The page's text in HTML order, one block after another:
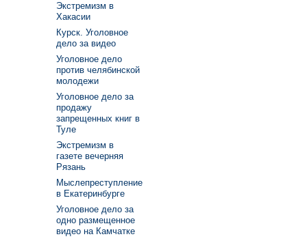
Экстремизм в
Хакасии
Курск. Уголовное
дело за видео
Уголовное дело
против челябинской
молодежи
Уголовное дело за
продажу
запрещенных книг в
Туле
Экстремизм в
газете вечерняя
Рязань
Мыслепреступление
в Екатеринбурге
Уголовное дело за
одно размещенное
видео на Камчатке